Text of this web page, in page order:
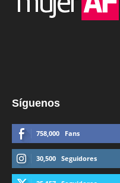
Síguenos
758,000 Fans
30,500 Seguidores